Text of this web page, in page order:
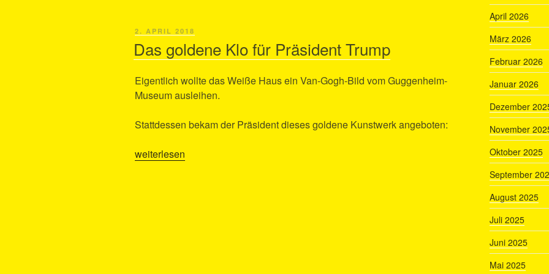
Es
ist
geworden?
Das
man
VERÖFFENTLICHT
2. APRIL 2018
Das goldene Klo für Präsident Trump
Eigentlich wollte das Weiße Haus ein Van-Gogh-Bild vom Guggenheim-
Museum ausleihen.
Stattdessen bekam der Präsident dieses goldene Kunstwerk angeboten:
„Das
weiterlesen
April 2026
März 2026
Februar 2026
Januar 2026
Dezember
November
Oktober 2025
September
August 2025
Juli 2025
Juni 2025
Mai 2025